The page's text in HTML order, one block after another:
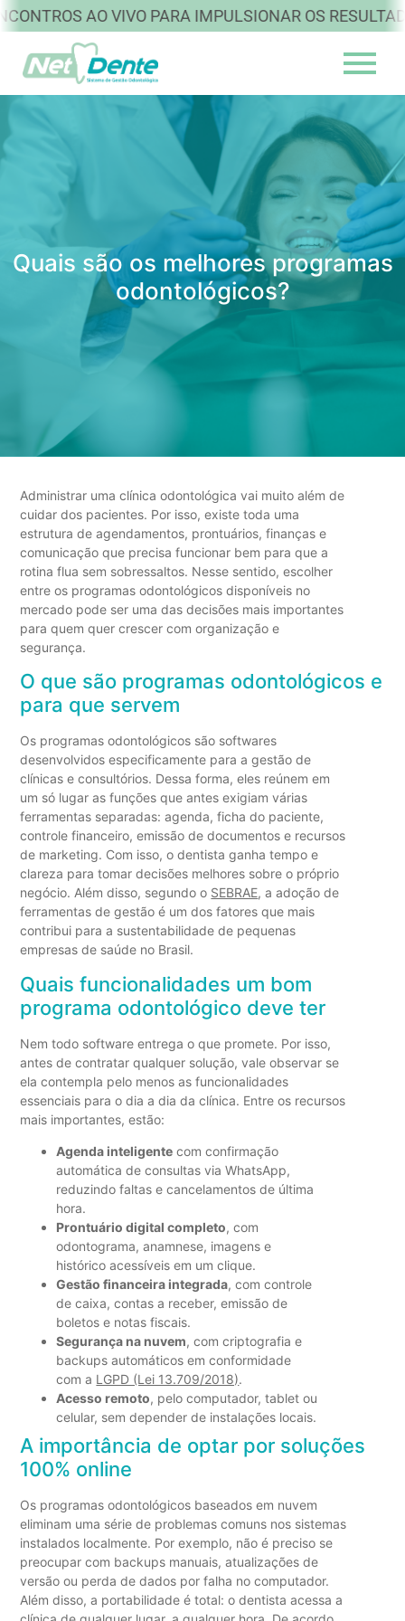
AO VIVO PARA IMPULSIONAR OS RESULTADOS
Quais são os melhores programas
odontológicos?
Administrar uma clínica odontológica vai muito além de
cuidar dos pacientes. Por isso, existe toda uma
estrutura de agendamentos, prontuários, finanças e
comunicação que precisa funcionar bem para que a
rotina flua sem sobressaltos. Nesse sentido, escolher
entre os programas odontológicos disponíveis no
mercado pode ser uma das decisões mais importantes
para quem quer crescer com organização e
segurança.
O que são programas odontológicos e
para que servem
Os programas odontológicos são softwares
desenvolvidos especificamente para a gestão de
clínicas e consultórios. Dessa forma, eles reúnem em
um só lugar as funções que antes exigiam várias
ferramentas separadas: agenda, ficha do paciente,
controle financeiro, emissão de documentos e recursos
de marketing. Com isso, o dentista ganha tempo e
clareza para tomar decisões melhores sobre o próprio
negócio. Além disso, segundo o SEBRAE, a adoção de
ferramentas de gestão é um dos fatores que mais
contribui para a sustentabilidade de pequenas
empresas de saúde no Brasil.
Quais funcionalidades um bom
programa odontológico deve ter
Nem todo software entrega o que promete. Por isso,
antes de contratar qualquer solução, vale observar se
ela contempla pelo menos as funcionalidades
essenciais para o dia a dia da clínica. Entre os recursos
mais importantes, estão:
Agenda inteligente com confirmação
automática de consultas via WhatsApp,
reduzindo faltas e cancelamentos de última
hora.
Prontuário digital completo, com
odontograma, anamnese, imagens e
histórico acessíveis em um clique.
Gestão financeira integrada, com controle
de caixa, contas a receber, emissão de
boletos e notas fiscais.
Segurança na nuvem, com criptografia e
backups automáticos em conformidade
com a LGPD (Lei 13.709/2018).
Acesso remoto, pelo computador, tablet ou
celular, sem depender de instalações locais.
A importância de optar por soluções
100% online
Os programas odontológicos baseados em nuvem
eliminam uma série de problemas comuns nos sistemas
instalados localmente. Por exemplo, não é preciso se
preocupar com backups manuais, atualizações de
versão ou perda de dados por falha no computador.
Além disso, a portabilidade é total: o dentista acessa a